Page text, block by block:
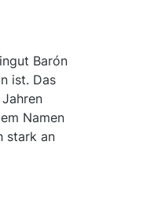
Barón
ist. Das
Namen
stark an